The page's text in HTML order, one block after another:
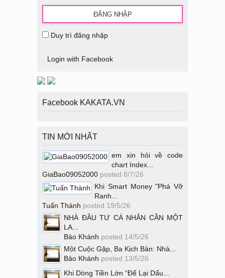
Duy trì đăng nhập
Login with Facebook
Facebook KAKATA.VN
TIN MỚI NHẤT
em xin hỏi về code
chart Index...
GiaBao09052000 posted 8/7/26
Khi Smart Money "Phá Vỡ
Ranh...
Tuấn Thành posted 19/5/26
NHÀ ĐẦU TƯ CÁ NHÂN CẦN MỘT
LA...
Bảo Khánh posted 14/5/26
Một Cuộc Gặp, Ba Kịch Bản: Nhà...
Bảo Khánh posted 13/5/26
Khi Dòng Tiền Lớn “Để Lại Dấu...